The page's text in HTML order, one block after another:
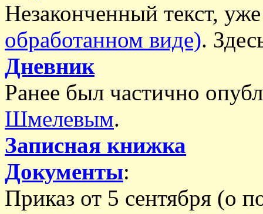
Незаконченный текст,
обработанном виде).
Дневник
Ранее был частично
Шмелевым.
Записная книжка
Документы:
Приказ от 5 сентября (о